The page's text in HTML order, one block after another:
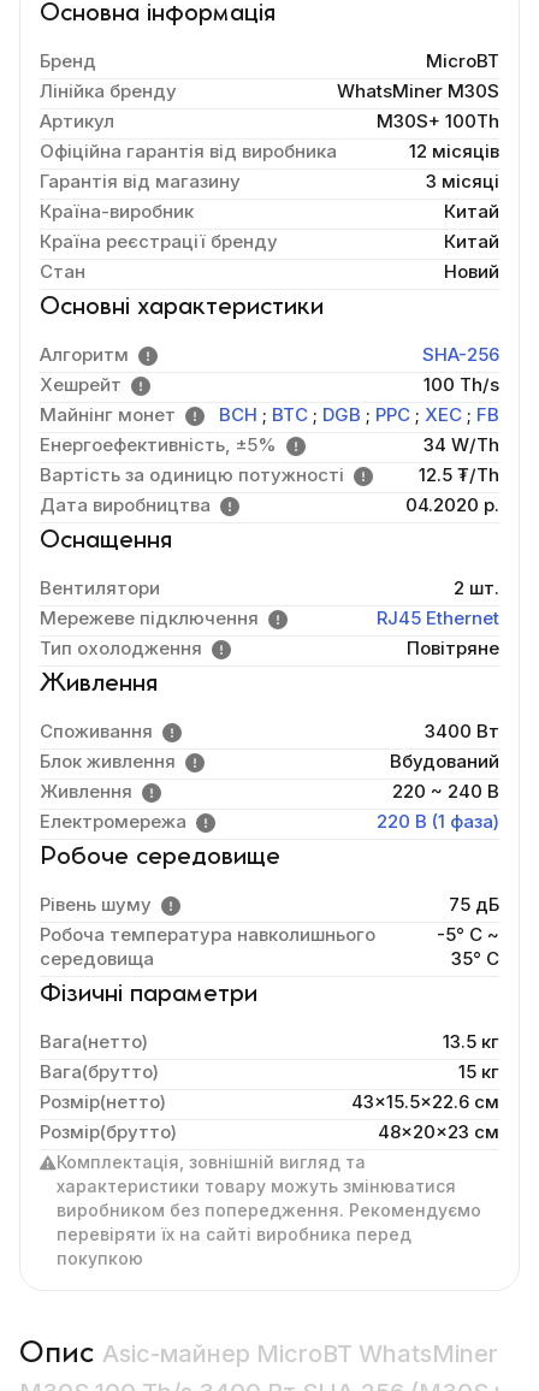
Основна інформація
Бренд
MicroBT
Лінійка бренду
WhatsMiner M30S
Артикул
M30S+ 100Th
Офіційна гарантія від виробника
12 місяців
Гарантія від магазину
3 місяці
Країна-виробник
Китай
Країна реєстрації бренду
Китай
Стан
Новий
Основні характеристики
Алгоритм
SHA-256
Хешрейт
100 Th/s
Майнінг монет
BCH ; BTC ; DGB ; PPC ; XEC ; FB
Енергоефективність, ±5%
34 W/Th
Вартість за одиницю потужності
12.5 ₮/Th
Дата виробництва
04.2020 р.
Оснащення
Вентилятори
2 шт.
Мережеве підключення
RJ45 Ethernet
Тип охолодження
Повітряне
Живлення
Споживання
3400 Вт
Блок живлення
Вбудований
Живлення
220 ~ 240 В
Електромережа
220 В (1 фаза)
Робоче середовище
Рівень шуму
75 дБ
Робоча температура навколишнього
середовища
-5° C ~
35° C
Фізичні параметри
Вага(нетто)
13.5 кг
Вага(брутто)
15 кг
Розмір(нетто)
43x15.5x22.6 cм
Розмір(брутто)
48x20x23 см
Комплектація, зовнішній вигляд та
характеристики товару можуть змінюватися
виробником без попередження. Рекомендуємо
перевіряти їх на сайті виробника перед
покупкою
Опис Asic-майнер MicroBT WhatsMiner